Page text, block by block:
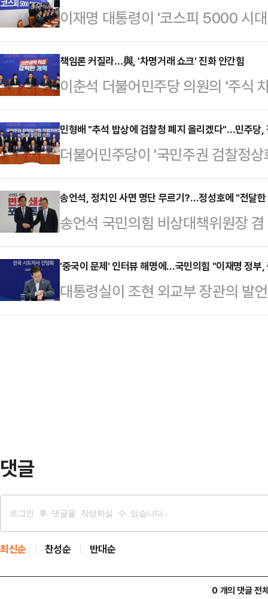
이재명 대통령이 '코스피 5000 시
부의 대주주 양도소득세 기준 강화
자들의 반발이 거세다. 여권 핵심
증시 정상화 구상엔 혼선이 빚어지
표가 아니라, 이재명 정부가 내세운
만 최근 여러 논란들이 맞물리며 정
랐다는 평가가 나온다.6일 대통령
자진 탈당한 이춘…
책임론 커질라…與, '차명거래 쇼크' 진화 안간힘
이춘석 더불어민주당 의원의 '주식
지자 민주당이 전방위적 대응에 나
자진 탈당한 상태에서도 징계를 내
다. 최근 정부 세제개편안을 두고
정부의 정책 추진이 난항을 겪을 수
직이는 모습이다.정청래 더불어민
회의에서 "이춘석 의원을 제명 조
표에게 자진 탈당 의사…
민형배 "추석 밥상에 검찰청 폐지 올리겠다"…민주당,
더불어민주당이 '국민주권 검찰정
을 위한 첫 발을 뗐다. 정청래 민주
추석 전까지 검찰개혁을 완수하겠
청이라는 것을 역사의 박물관으로
오후 국회에서 국민주권 검찰정상
행했다.출범식에는 정청래 대표와
위원장, 김남준 법무법인 시민 변호
어민주당 변호사, 김규헌 민변…
송언석, 정치인 사면 명단 무르기?…정성호에 "전달
송언석 국민의힘 비상대책위원장
노출돼 물의를 빚었던, 강훈식 대통
신 정치인을 포함한 '사면 요청 명
의 사면도 반대하겠다는 게 명분이
서 정성호 법무부 장관을 접견한 자
'중국이 문제' 인터뷰 해명에…국민의힘 "이재명 정부
대통령실이 조현 외교부 장관의 발
을 보이자 해명에 나선 가운데, 국
댓글
최신순 찬성순 반대순
0 개의 댓글 전